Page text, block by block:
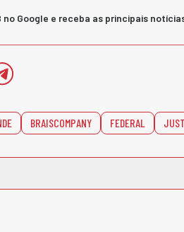
no Google e receba as principais
BRAISCOMPANY FEDERAL